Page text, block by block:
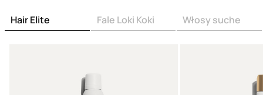
Hair Elite Fale Loki Koki Włosy suche